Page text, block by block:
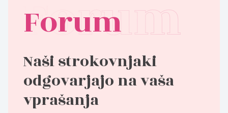
Forum
Naši strokovnjaki
odgovarjajo na vaša
vprašanja